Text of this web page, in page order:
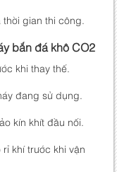
gian thi công.
bắn đá khô CO2
khi thay thế.
đang sử dụng.
kín khít đầu nối.
khí trước khi vận